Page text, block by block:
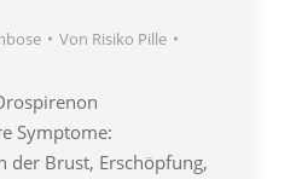
Von Risiko Pille
Symptome:
der Brust, Erschöpfung,